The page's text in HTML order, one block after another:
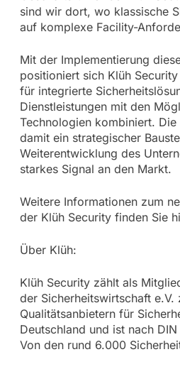
sind wir dort, wo klassische
auf komplexe Facility-
Mit der Implementierung
positioniert sich Klüh
für integrierte
Dienstleistungen mit den
Technologien kombiniert. Die
damit ein strategischer
Weiterentwicklung des
starkes Signal an den Markt.
Weitere Informationen zum
der Klüh Security finden Sie
Über Klüh:
Klüh Security zählt als
der Sicherheitswirtschaft e.V.
Qualitätsanbietern für
Deutschland und ist nach
Von den rund 6.000